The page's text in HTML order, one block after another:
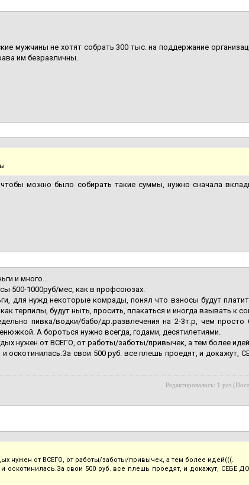
мужчины не хотят собрать 300 тыс. на поддержание
им безразличны.
можно было собирать такие суммы, нужно сначала
и много...
500-1000руб/мес, как в профсоюзах.
для нужд некоторые комрады, понял что взносы будут
терпилы, будут ныть, просить, плакаться и иногда взывать к
пивка/водки/бабо/др.развлечения на 2-3т.р, чем
А бороться нужно всегда, годами, десятилетиями.
нужен от ВСЕГО, от работы/заботы/привычек, а тем более
и оскотинилась.За свои 500 руб. все плешь проедят, и докажут,
Редактировалось: 1 раз
нужен от ВСЕГО, от работы/заботы/привычек, а тем более идей(((.
оскотинилась.За свои 500 руб. все плешь проедят, и докажут, СЕБЕ